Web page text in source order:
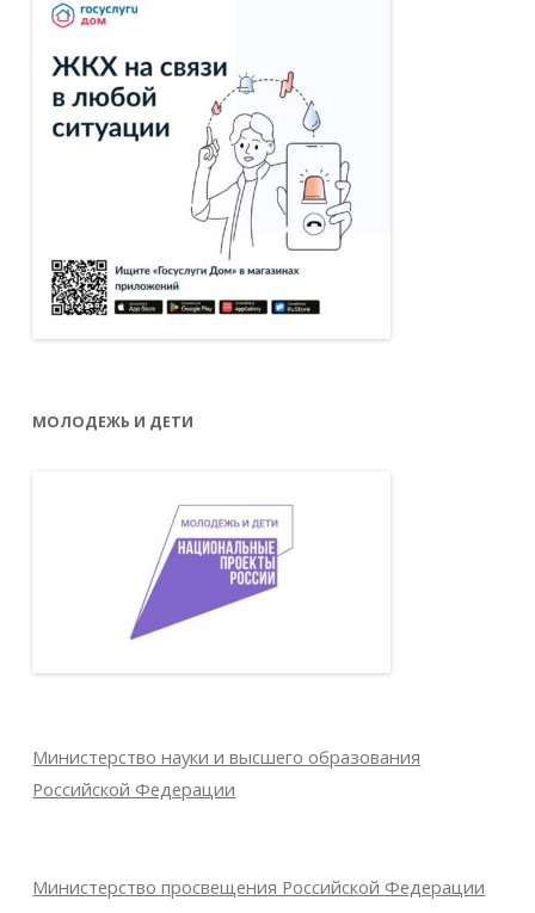
МОЛОДЕЖЬ И ДЕТИ
Министерство науки и высшего образования
Российской Федерации
Министерство просвещения Российской Федерации